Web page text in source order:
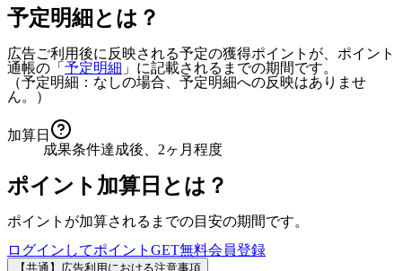
予定明細とは？
広告ご利用後に反映される予定の獲得ポイントが、ポイント
通帳の「 予定明細 」に記載されるまでの期間です。
（予定明細：なしの場合、予定明細への反映はありませ
ん。）
加算日
成果条件達成後、2ヶ月程度
ポイント加算日とは？
ポイントが加算されるまでの目安の期間です。
ログインしてポイントGET無料会員登録
【共通】広告利用における注意事項